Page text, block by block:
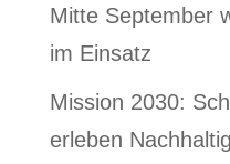
Mitte September
im Einsatz
Mission 2030:
erleben